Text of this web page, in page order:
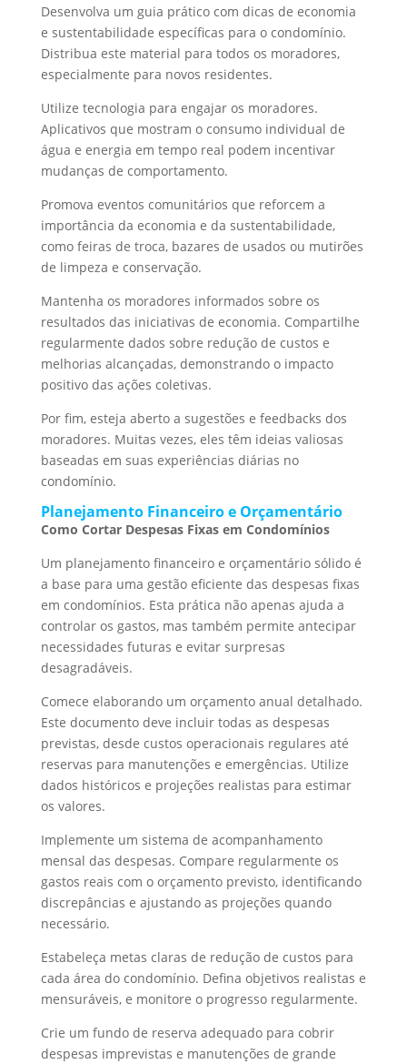
Desenvolva um guia prático com dicas de economia
e sustentabilidade específicas para o condomínio.
Distribua este material para todos os moradores,
especialmente para novos residentes.
Utilize tecnologia para engajar os moradores.
Aplicativos que mostram o consumo individual de
água e energia em tempo real podem incentivar
mudanças de comportamento.
Promova eventos comunitários que reforcem a
importância da economia e da sustentabilidade,
como feiras de troca, bazares de usados ou mutirões
de limpeza e conservação.
Mantenha os moradores informados sobre os
resultados das iniciativas de economia. Compartilhe
regularmente dados sobre redução de custos e
melhorias alcançadas, demonstrando o impacto
positivo das ações coletivas.
Por fim, esteja aberto a sugestões e feedbacks dos
moradores. Muitas vezes, eles têm ideias valiosas
baseadas em suas experiências diárias no
condomínio.
Planejamento Financeiro e Orçamentário
Como Cortar Despesas Fixas em Condomínios
Um planejamento financeiro e orçamentário sólido é
a base para uma gestão eficiente das despesas fixas
em condomínios. Esta prática não apenas ajuda a
controlar os gastos, mas também permite antecipar
necessidades futuras e evitar surpresas
desagradáveis.
Comece elaborando um orçamento anual detalhado.
Este documento deve incluir todas as despesas
previstas, desde custos operacionais regulares até
reservas para manutenções e emergências. Utilize
dados históricos e projeções realistas para estimar
os valores.
Implemente um sistema de acompanhamento
mensal das despesas. Compare regularmente os
gastos reais com o orçamento previsto, identificando
discrepâncias e ajustando as projeções quando
necessário.
Estabeleça metas claras de redução de custos para
cada área do condomínio. Defina objetivos realistas e
mensuráveis, e monitore o progresso regularmente.
Crie um fundo de reserva adequado para cobrir
despesas imprevistas e manutenções de grande